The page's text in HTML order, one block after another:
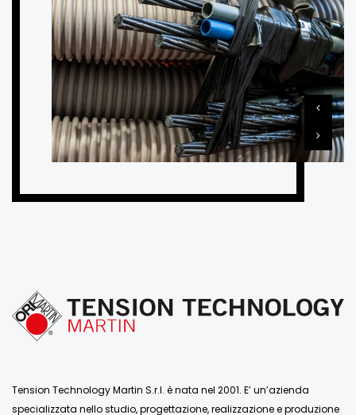
Tension Technology Martin S.r.l. è nata nel 2001. E’ un’azienda
specializzata nello studio, progettazione, realizzazione e produzione